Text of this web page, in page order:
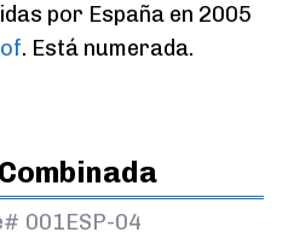
por España en 2005
. Está numerada.
001ESP-04